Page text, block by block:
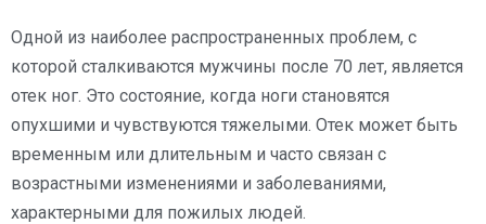
Одной из наиболее распространенных проблем, с
которой сталкиваются мужчины после 70 лет, является
отек ног. Это состояние, когда ноги становятся
опухшими и чувствуются тяжелыми. Отек может быть
временным или длительным и часто связан с
возрастными изменениями и заболеваниями,
характерными для пожилых людей.